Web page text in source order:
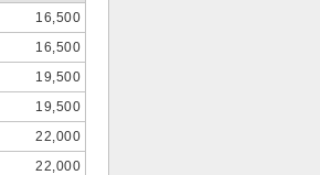
16,500
16,500
19,500
19,500
22,000
22,000